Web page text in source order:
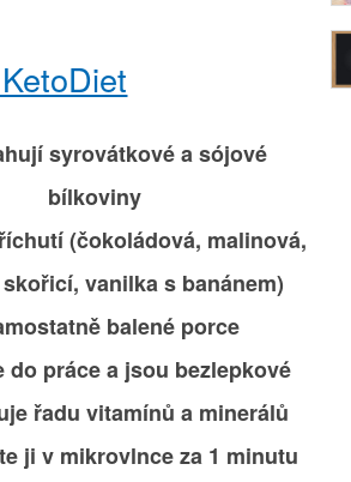
syrovátkové a sójové
bílkoviny
(čokoládová, malinová,
vanilka s banánem)
balené porce
do práce a jsou bezlepkové
řadu vitamínů a minerálů
ji v mikrovlnce za 1 minutu